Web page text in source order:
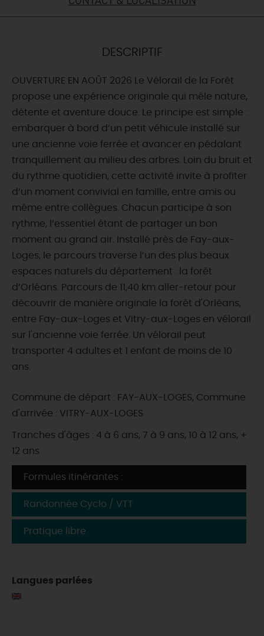
CETTE SEMAINE
TOUT L'AGENDA
DESCRIPTIF
OUVERTURE EN AOÛT 2026 Le Vélorail de la Forêt
propose une expérience originale qui mêle nature,
détente et aventure douce. Le principe est simple :
embarquer à bord d’un petit véhicule installé sur
une ancienne voie ferrée et avancer en pédalant
tranquillement au milieu des arbres. Loin du bruit et
du rythme quotidien, cette activité invite à profiter
d’un moment convivial en famille, entre amis ou
même entre collègues. Chacun participe à son
rythme, l’essentiel étant de partager un bon
moment au grand air. Installé près de Fay-aux-
Loges, le parcours traverse l’un des plus beaux
espaces naturels du département : la forêt
d’Orléans. Parcours de 11,40 km aller-retour pour
découvrir de manière originale la forêt d'Orléans,
entre Fay-aux-Loges et Vitry-aux-Loges en vélorail
sur l'ancienne voie ferrée. Un vélorail peut
transporter 4 adultes et 1 enfant de moins de 10
ans.
Commune de départ : FAY-AUX-LOGES, Commune
d'arrivée : VITRY-AUX-LOGES
Tranches d'âges : 4 à 6 ans, 7 à 9 ans, 10 à 12 ans, +
12 ans
Formules itinérantes :
Randonnée Cyclo / VTT
Pratique libre
Langues parlées